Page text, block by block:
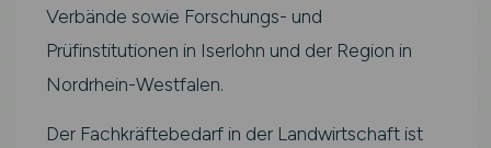
Verbände sowie Forschungs- und
Prüfinstitutionen in Iserlohn und der Region in
Nordrhein-Westfalen.
Der Fachkräftebedarf in der Landwirtschaft ist